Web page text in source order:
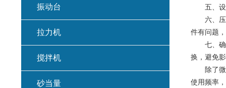
五、设备
六、压力
件有问题
七、确保
换，避免
除了微机
使用频率
振动台
拉力机
搅拌机
砂当量